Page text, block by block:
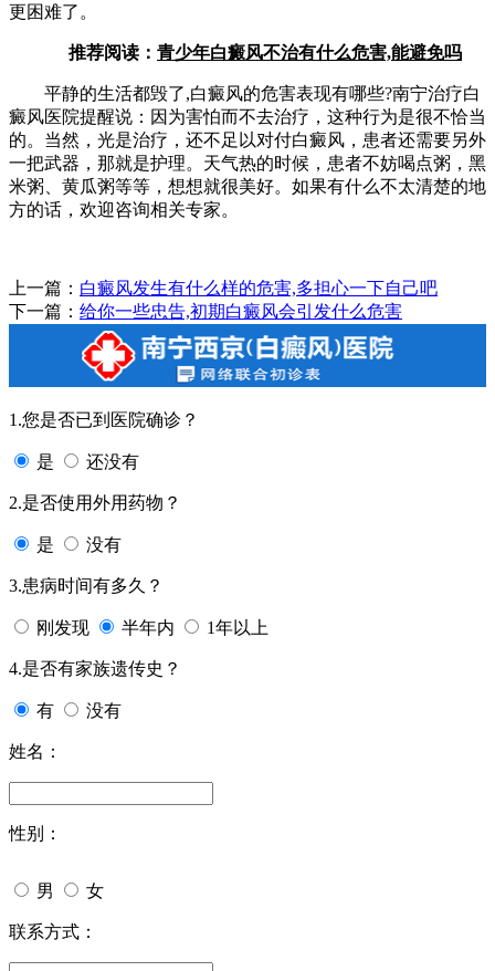
更困难了。
推荐阅读： 青少年白癜风不治有什么危害,能避免吗
平静的生活都毁了,白癜风的危害表现有哪些?南宁治疗白
癜风医院提醒说：因为害怕而不去治疗，这种行为是很不恰当
的。当然，光是治疗，还不足以对付白癜风，患者还需要另外
一把武器，那就是护理。天气热的时候，患者不妨喝点粥，黑
米粥、黄瓜粥等等，想想就很美好。如果有什么不太清楚的地
方的话，欢迎咨询相关专家。
上一篇： 白癜风发生有什么样的危害,多担心一下自己吧
下一篇： 给你一些忠告,初期白癜风会引发什么危害
1.您是否已到医院确诊？
是 还没有
2.是否使用外用药物？
是 没有
3.患病时间有多久？
刚发现 半年内 1年以上
4.是否有家族遗传史？
有 没有
姓名：
性别：
男 女
联系方式：